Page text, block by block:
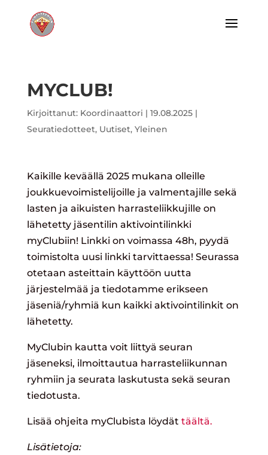
MYCLUB!
Kirjoittanut: Koordinaattori | 19.08.2025|
Seuratiedotteet, Uutiset, Yleinen
Kaikille keväällä 2025 mukana olleille
joukkuevoimistelijoille ja valmentajille sekä
lasten ja aikuisten harrasteliikkujille on
lähetetty jäsentilin aktivointilinkki
myClubiin! Linkki on voimassa 48h, pyydä
toimistolta uusi linkki tarvittaessa! Seurassa
otetaan asteittain käyttöön uutta
järjestelmää ja tiedotamme erikseen
jäseniä/ryhmiä kun kaikki aktivointilinkit on
lähetetty.
MyClubin kautta voit liittyä seuran
jäseneksi, ilmoittautua harrasteliikunnan
ryhmiin ja seurata laskutusta sekä seuran
tiedotusta.
Lisää ohjeita myClubista löydät täältä.
Lisätietoja: